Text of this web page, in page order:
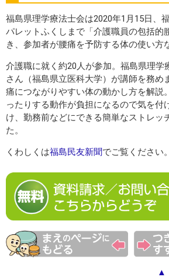
福島県理学療法士会は2020年1月15日、
パレットふくしまで「介護職員の包括的
き、参加者が腰痛を予防する体の使い方
介護職に就く約20人が参加。福島県理学
さん（福島県立医科大学）が講師を務め
痛につながりやすい体の動かし方を解説
ったりする動作が負担になるので気を付
け、勤務前などにできる簡単なストレッ
た。
くわしくは福島民友新聞でご覧ください。
▲